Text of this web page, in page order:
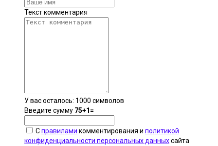
Текст комментария
У вас осталось: 1000 символов
Введите сумму 75+1=
Справилами комментирования и политикой
конфиденциальности персональных данныхсайта